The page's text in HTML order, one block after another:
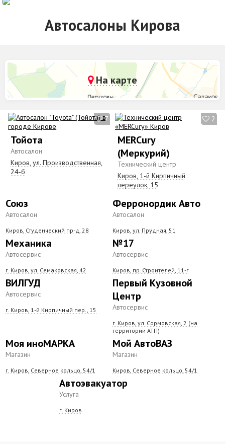
Автосалоны Кирова
На карте
7
Тойота
Автосалон
Киров, ул. Производственная,
24-б
2
MERCury
(Меркурий)
Технический центр
Киров, 1-й Кирпичный
переулок, 15
Союз
Автосалон
Киров, Студенческий пр-д, 28
Ферронордик Авто
Автосалон
Киров, ул. Прудная, 51
Механика
Автосервис
г. Киров, ул. Семаковская, 42
№17
Автосервис
Киров, пр. Строителей, 11-г
ВИЛГУД
Автосервис
г. Киров, 1-й Кирпичный пер., 15
Первый Кузовной
Центр
Автосервис
г. Киров, ул. Сормовская, 2 (на
территории АТП)
Моя иноМАРКА
Магазин
г. Киров, Северное кольцо, 54/1
Мой АвтоВАЗ
Магазин
Киров, Северное кольцо, 54/1
Автоэвакуатор
Услуга
г. Киров